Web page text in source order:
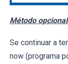
Método
Se continuar a
now (programa